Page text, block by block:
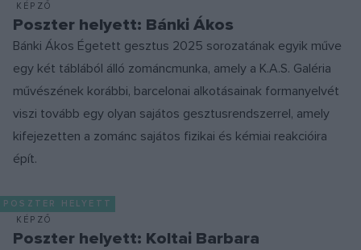
KÉPZŐ
Poszter helyett: Bánki Ákos
Bánki Ákos Égetett gesztus 2025 sorozatának egyik műve
egy két táblából álló zománcmunka, amely a K.A.S. Galéria
művészének korábbi, barcelonai alkotásainak formanyelvét
viszi tovább egy olyan sajátos gesztusrendszerrel, amely
kifejezetten a zománc sajátos fizikai és kémiai reakcióira
épít.
POSZTER HELYETT
KÉPZŐ
Poszter helyett: Koltai Barbara